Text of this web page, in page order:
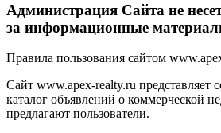
Администрация Сайта не
за информационные
Правила пользования сайтом
Сайт www.apex-realty.ru представляет
каталог объявлений о коммерческой
предлагают пользователи.